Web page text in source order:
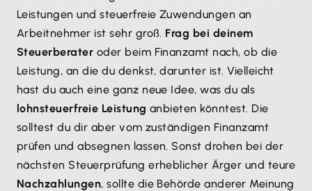
Leistungen und steuerfreie Zuwendungen an
Arbeitnehmer ist sehr groß. Frag bei deinem
Steuerberater oder beim Finanzamt nach, ob die
Leistung, an die du denkst, darunter ist. Vielleicht
hast du auch eine ganz neue Idee, was du als
lohnsteuerfreie Leistung anbieten könntest. Die
solltest du dir aber vom zuständigen Finanzamt
prüfen und absegnen lassen. Sonst drohen bei der
nächsten Steuerprüfung erheblicher Ärger und teure
Nachzahlungen, sollte die Behörde anderer Meinung